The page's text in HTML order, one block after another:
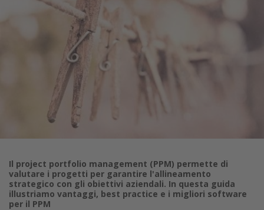
Il project portfolio management (PPM) permette di
valutare i progetti per garantire l'allineamento
strategico con gli obiettivi aziendali. In questa guida
illustriamo vantaggi, best practice e i migliori software
per il PPM